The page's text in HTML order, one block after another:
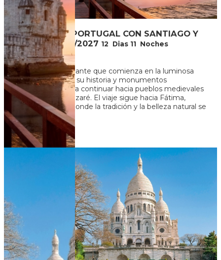
LO MEJOR DE PORTUGAL CON SANTIAGO Y
MADRID- 2026/2027 12 Dias 11 Noches
Un recorrido fascinante que comienza en la luminosa
Lisboa, explorando su historia y monumentos
emblemáticos, para continuar hacia pueblos medievales
como Óbidos y Nazaré. El viaje sigue hacia Fátima,
Coimbra y Porto, donde la tradición y la belleza natural se
fusionan....
U$S 2.959
Ver más